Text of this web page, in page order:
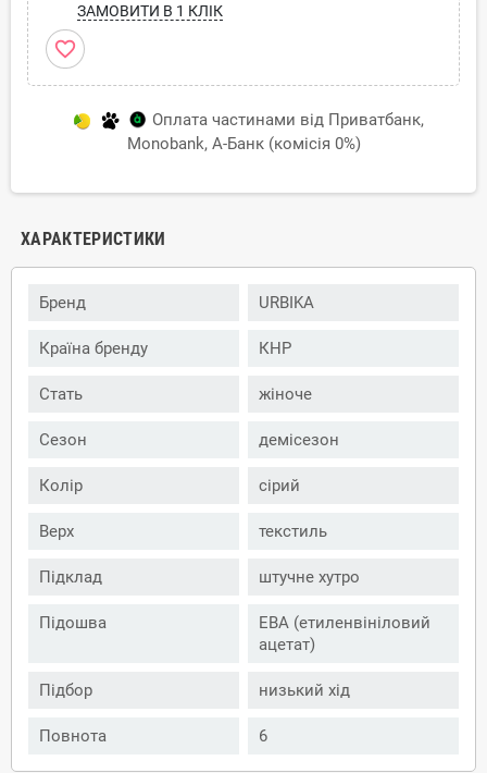
ЗАМОВИТИ В 1 КЛІК
favorite_border
Оплата частинами від Приватбанк,
Monobank, А-Банк (комісія 0%)
ХАРАКТЕРИСТИКИ
Бренд URBIKA
Країна бренду КНР
Стать жіноче
Сезон демісезон
Колір сірий
Верх текстиль
Підклад штучне хутро
Підошва
ЕВА (етиленвініловий
ацетат)
Підбор низький хід
Повнота 6